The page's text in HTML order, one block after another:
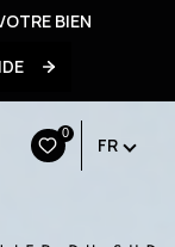
BIEN
0
FR